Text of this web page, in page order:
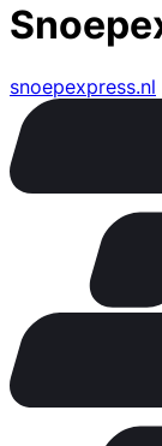
snoepexpress.nl